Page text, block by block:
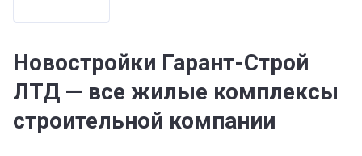
Новостройки Гарант-Строй
ЛТД — все жилые комплексы
строительной компании